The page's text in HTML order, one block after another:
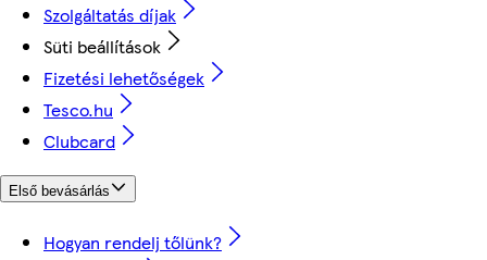
Szolgáltatás díjak
Süti beállítások
Fizetési lehetőségek
Tesco.hu
Clubcard
Első bevásárlás
Hogyan rendelj tőlünk?